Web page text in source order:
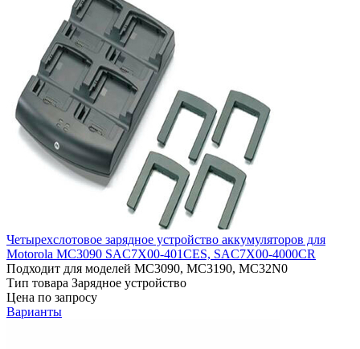
Четырехслотовое зарядное устройство аккумуляторов для
Motorola MC3090 SAC7X00-401CES, SAC7X00-4000CR
Подходит для моделей MC3090, MC3190, MC32N0
Тип товара Зарядное устройство
Цена по запросу
Варианты